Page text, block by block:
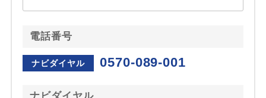
電話番号
ナビダイヤル 0570-089-001